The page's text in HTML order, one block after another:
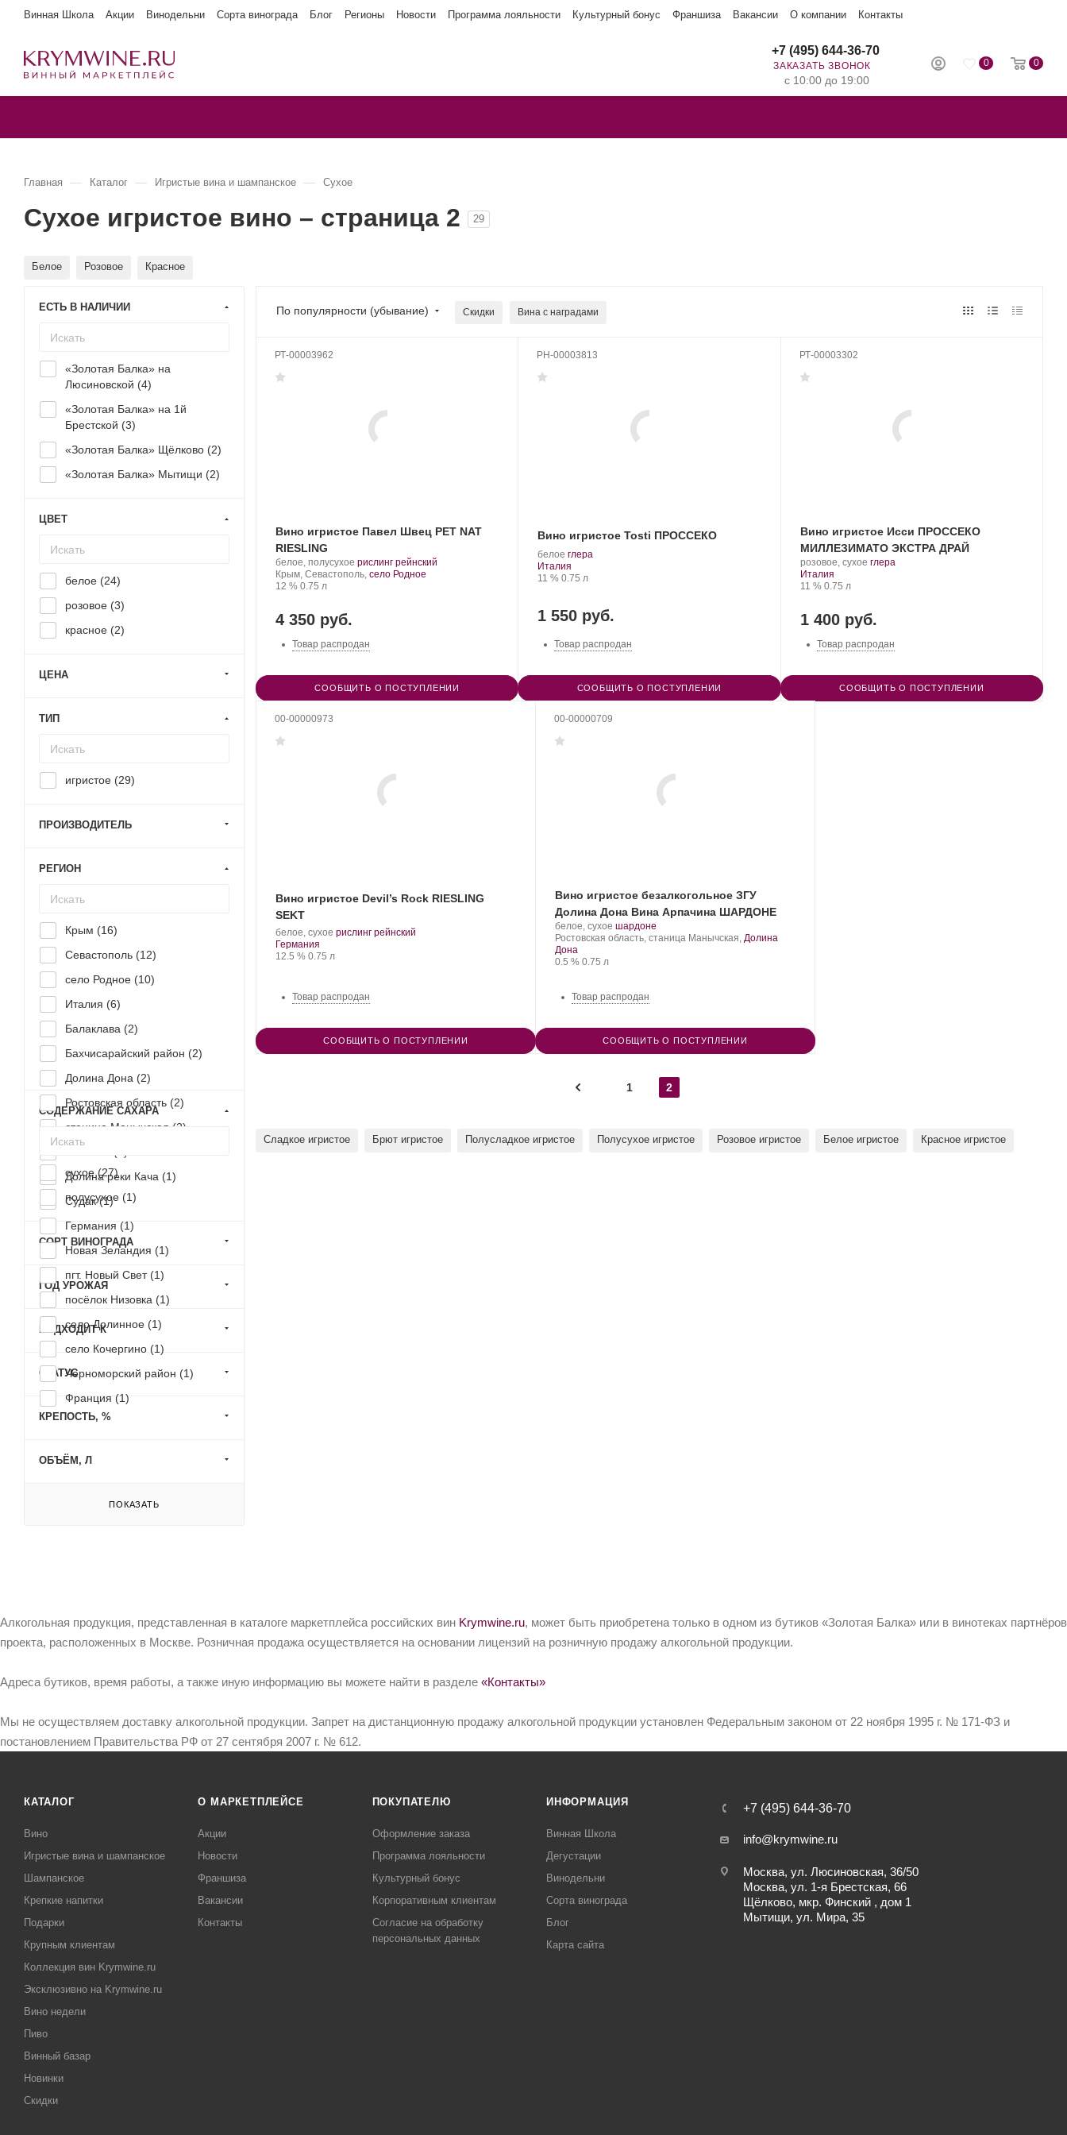
Винная Школа Акции Винодельни Сорта винограда Блог Регионы Новости Программа лояльности Культурный бонус Франшиза Вакансии О компании Контакты
0 0
+7 (495) 644-36-70
ЗАКАЗАТЬ ЗВОНОК
с 10:00 до 19:00
Главная — Каталог — Игристые вина и шампанское — Сухое
Сухое игристое вино – страница 2 29
Белое Розовое Красное
По популярности (убывание) Скидки Вина с наградами
РТ-00003962
Вино игристое Павел Швец PET NAT
RIESLING
Производитель:
UPPA
WINERY.
белое, полусухое .
Сорт
рислинг рейнский
Регион:
Крым, Севастополь, село Родное
Крепость
12 %. Объем
0.75 л
4 350 руб.
Товар распродан
СООБЩИТЬ О ПОСТУПЛЕНИИ
РН-00003813
Вино игристое Tosti ПРОССЕКО
белое .
Сорт
винограда:
глера
Регион:
Италия
Крепость
11 %. Объем
0.75 л
1 550 руб.
Товар распродан
СООБЩИТЬ О ПОСТУПЛЕНИИ
РТ-00003302
Вино игристое Исси ПРОССЕКО
МИЛЛЕЗИМАТО ЭКСТРА ДРАЙ
розовое, сухое .глера.
Регион:
Италия
Крепость
11 %. Объем
0.75 л
1 400 руб.
Товар распродан
СООБЩИТЬ О ПОСТУПЛЕНИИ
00-00000973
Вино игристое Devil’s Rock RIESLING
SEKT
белое, сухое .рислинг рейнский
Регион:
Германия
Крепость
12.5 %. Объем
0.75 л
Товар распродан
СООБЩИТЬ О ПОСТУПЛЕНИИ
00-00000709
Вино игристое безалкогольное ЗГУ
Долина Дона Вина Арпачина ШАРДОНЕ
Производитель:
Арпачина.
белое, сухое .
Сорт
шардоне
Регион:
Ростовская область, станица Манычская, Долина
Дона
Крепость
0.5 %. Объем
0.75 л
Товар распродан
СООБЩИТЬ О ПОСТУПЛЕНИИ
1 2
Сладкое игристое Брют игристое Полусладкое игристое Полусухое игристое Розовое игристое Белое игристое Красное игристое
ЕСТЬ В НАЛИЧИИ
«Золотая Балка» на
Люсиновской (4)
«Золотая Балка» на 1й
Брестской (3)
«Золотая Балка» Щёлково (2)
«Золотая Балка» Мытищи (2)
ЦВЕТ
белое (24)
розовое (3)
красное (2)
ЦЕНА
ТИП
игристое (29)
ПРОИЗВОДИТЕЛЬ
РЕГИОН
Крым (16)
Севастополь (12)
село Родное (10)
Италия (6)
Балаклава (2)
Бахчисарайский район (2)
Долина Дона (2)
Ростовская область (2)
станица Манычская (2)
Долина реки Кача (1)
Судак (1)
Германия (1)
Новая Зеландия (1)
пгт. Новый Свет (1)
посёлок Низовка (1)
село Долинное (1)
село Кочергино (1)
Черноморский район (1)
Франция (1)
СОДЕРЖАНИЕ САХАРА
сухое (27)
полусухое (1)
СОРТ ВИНОГРАДА
ГОД УРОЖАЯ
ПОДХОДИТ К
СТАТУС
КРЕПОСТЬ, %
ОБЪЁМ, Л
ПОКАЗАТЬ
Алкогольная продукция, представленная в каталоге маркетплейса российских вин Krymwine.ru, может быть приобретена только в одном из бутиков «Золотая Балка» или в винотеках партнёров
проекта, расположенных в Москве. Розничная продажа осуществляется на основании лицензий на розничную продажу алкогольной продукции.
Адреса бутиков, время работы, а также иную информацию вы можете найти в разделе «Контакты»
Мы не осуществляем доставку алкогольной продукции. Запрет на дистанционную продажу алкогольной продукции установлен Федеральным законом от 22 ноября 1995 г. № 171-ФЗ и
постановлением Правительства РФ от 27 сентября 2007 г. № 612.
КАТАЛОГ
Вино
Игристые вина и шампанское
Шампанское
Крепкие напитки
Подарки
Крупным клиентам
Коллекция вин Krymwine.ru
Эксклюзивно на Krymwine.ru
Вино недели
Пиво
Винный базар
Новинки
Скидки
О МАРКЕТПЛЕЙСЕ
Акции
Новости
Франшиза
Вакансии
Контакты
ПОКУПАТЕЛЮ
Оформление заказа
Программа лояльности
Культурный бонус
Корпоративным клиентам
Согласие на обработку
персональных данных
ИНФОРМАЦИЯ
Винная Школа
Дегустации
Винодельни
Сорта винограда
Блог
Карта сайта
+7 (495) 644-36-70
info@krymwine.ru
Москва, ул. Люсиновская, 36/50
Москва, ул. 1-я Брестская, 66
Щёлково, мкр. Финский , дом 1
Мытищи, ул. Мира, 35